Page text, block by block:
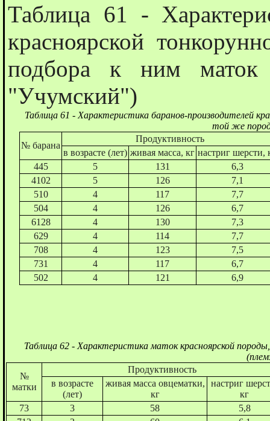
Таблица 61 -
красноярской
подбора к ним маток
"Учумский")
Таблица 61 - Характеристика баранов-производителей
той же
№ барана
Продуктивность
в возрасте (лет) живая масса, кг настриг шерсти,
445
5 131
6,3
4102
5 126
7,1
510
4 117
7,7
504
4 126
6,7
6128
4 130
7,3
629
4 114
7,7
708
4 123
7,5
731
4 117
6,7
502
4 121 6,9
Таблица 62 - Характеристика маток красноярской
№
матки
Продуктивность
в возрасте
(лет)
живая масса овцематки,
кг
настриг
кг
73
3 58
5,8